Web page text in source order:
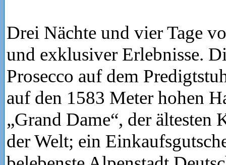
Drei Nächte und vier Tage
und exklusiver Erlebnisse.
Prosecco auf dem
auf den 1583 Meter hohen
„Grand Dame“, der ältesten
der Welt; ein